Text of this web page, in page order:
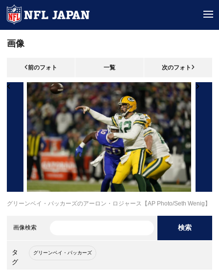
画像
前のフォト 一覧 次のフォト
グリーンベイ・パッカーズのアーロン・ロジャース【AP Photo/Seth Wenig】
画像検索 検索
タ
グ
グリーンベイ・パッカーズ